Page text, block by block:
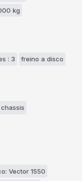
kg
: 3 freino a disco
Vector 1550